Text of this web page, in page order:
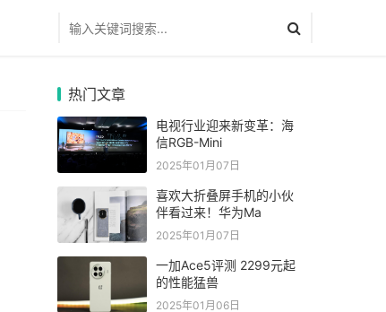
热门文章
电视行业迎来新变革：海
信RGB-Mini
2025年01月07日
喜欢大折叠屏手机的小伙
伴看过来！华为Ma
2025年01月07日
一加Ace5评测 2299元起
的性能猛兽
2025年01月06日